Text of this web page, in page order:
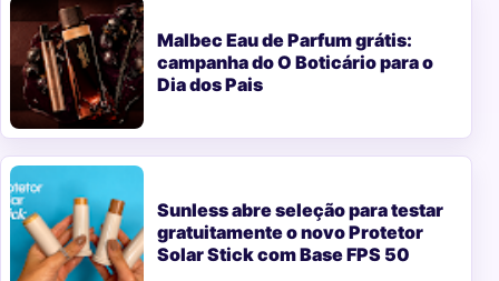
Malbec Eau de Parfum grátis:
campanha do O Boticário para o
Dia dos Pais
Sunless abre seleção para testar
gratuitamente o novo Protetor
Solar Stick com Base FPS 50